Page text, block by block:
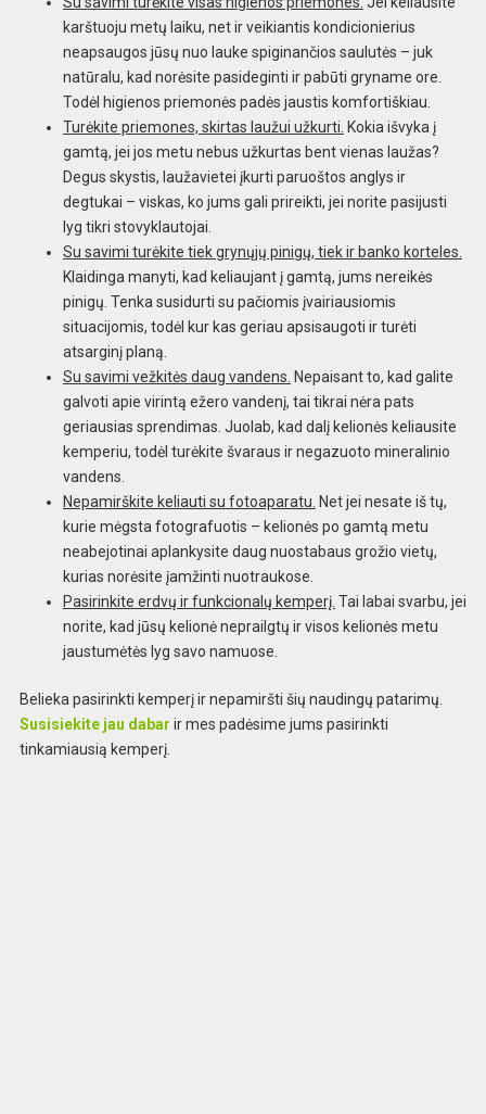
karštuoju metų laiku, net ir veikiantis kondicionierius
neapsaugos jūsų nuo lauke spiginančios saulutės – juk
natūralu, kad norėsite pasideginti ir pabūti gryname ore.
Todėl higienos priemonės padės jaustis komfortiškiau.
Turėkite priemones, skirtas laužui užkurti. Kokia išvyka į
gamtą, jei jos metu nebus užkurtas bent vienas laužas?
Degus skystis, laužavietei įkurti paruoštos anglys ir
degtukai – viskas, ko jums gali prireikti, jei norite pasijusti
lyg tikri stovyklautojai.
Su savimi turėkite tiek grynųjų pinigų, tiek ir banko korteles.
Klaidinga manyti, kad keliaujant į gamtą, jums nereikės
pinigų. Tenka susidurti su pačiomis įvairiausiomis
situacijomis, todėl kur kas geriau apsisaugoti ir turėti
atsarginį planą.
Su savimi vežkitės daug vandens. Nepaisant to, kad galite
galvoti apie virintą ežero vandenį, tai tikrai nėra pats
geriausias sprendimas. Juolab, kad dalį kelionės keliausite
kemperiu, todėl turėkite švaraus ir negazuoto mineralinio
vandens.
Nepamirškite keliauti su fotoaparatu. Net jei nesate iš tų,
kurie mėgsta fotografuotis – kelionės po gamtą metu
neabejotinai aplankysite daug nuostabaus grožio vietų,
kurias norėsite įamžinti nuotraukose.
Pasirinkite erdvų ir funkcionalų kemperį. Tai labai svarbu, jei
norite, kad jūsų kelionė neprailgtų ir visos kelionės metu
jaustumėtės lyg savo namuose.
Belieka pasirinkti kemperį ir nepamiršti šių naudingų patarimų.
Susisiekite jau dabar ir mes padėsime jums pasirinkti
tinkamiausią kemperį.